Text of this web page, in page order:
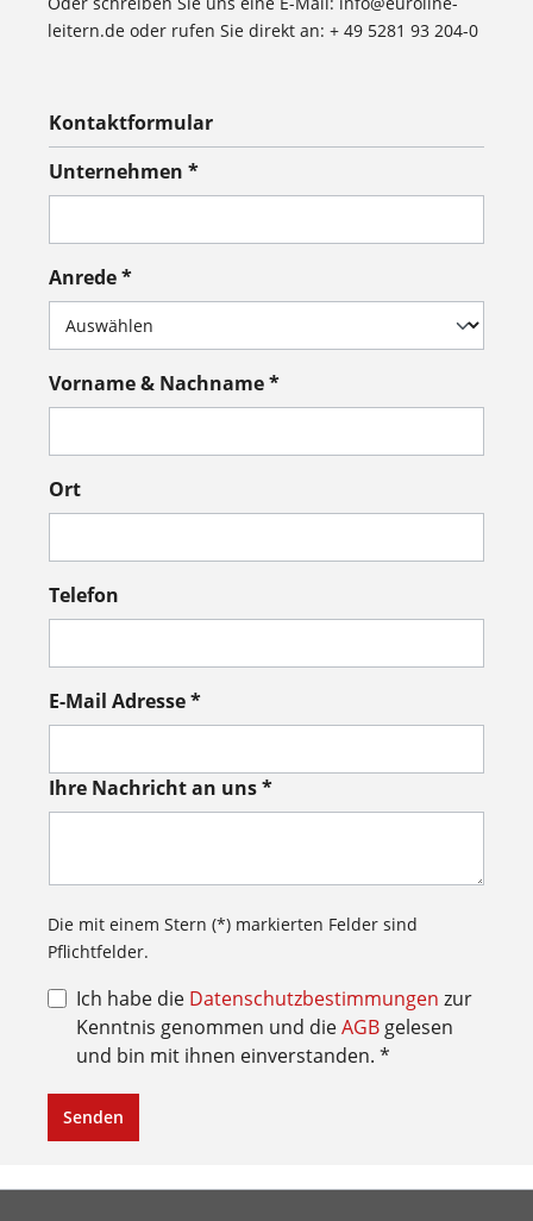
leitern.de oder rufen Sie direkt an: + 49 5281 93 204-0
Kontaktformular
Unternehmen *
Anrede *
Vorname & Nachname *
Ort
Telefon
E-Mail Adresse *
Ihre Nachricht an uns *
Die mit einem Stern (*) markierten Felder sind
Pflichtfelder.
Ich habe die Datenschutzbestimmungen zur
Kenntnis genommen und dieAGB gelesen
und bin mit ihnen einverstanden. *
Senden